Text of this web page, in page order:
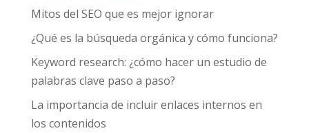
Mitos del SEO que es mejor ignorar
¿Qué es la búsqueda orgánica y cómo funciona?
Keyword research: ¿cómo hacer un estudio de
palabras clave paso a paso?
La importancia de incluir enlaces internos en
los contenidos